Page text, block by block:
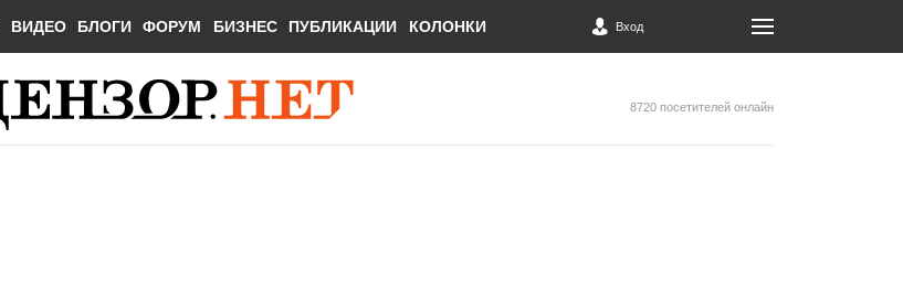
ВИДЕО БЛОГИ ФОРУМ БИЗНЕС ПУБЛИКАЦИИ КОЛОНКИ Вход
8720 посетителей онлайн